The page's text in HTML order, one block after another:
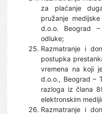
za plaćanje
pružanje
d.o.o. Beograd
odluke;
Razmatranje i
postupka
vremena na koji
d.o.o., Beograd –
razloga iz člana
elektronskim
Razmatranje i